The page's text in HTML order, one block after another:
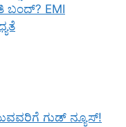
EMI
ಗುಡ್ ನ್ಯೂಸ್!